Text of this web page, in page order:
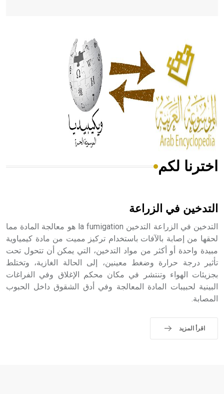
الحكم، الأدلة، تنظيم التغذية، ورسالته في جروح الرأس. ويعود
له الفضل بأنه حرر الطب من الدين والفلسفة.
- هل تعلم أن المرجان إفراز حيواني يتكون في البحر ويتركب
من مادة كربونات الكلسيوم، وهو أحمر أو شديد الحمرة وهو
أجود أنواعه، ويمتاز بكبر الحجم ويسمى الش
هل تعلم أن الأبسيد كلمة فرنسية اللفظ تم اعتمادها مصطلحاً
- هل تعلم أن أبجر Abgar اسم معروف جيداً يعود إلى عدد من
الملوك الذين حكموا مدينة إديسا (الرها) من أبجر الأول وحتى
التاسع، وهم ينتسبون إلى أسرة أوسروين
اخترنا لكم
التدخين في الزراعة
التدخين في الزراعة التدخين la fumigation هو معالجة المادة مما
لحقها من إصابة بالآفات باستخدام تركيز مميت من مادة كيمياوية
مبيدة واحدة أو أكثر من مواد التدخين، التي يمكن أن تتحول تحت
تأثير درجة حرارة وضغط معينين، إلى الحالة الغازية، وتختلط
بجزيئات الهواء وتنتشر في مكان محكم الإغلاق وفي الفراغات
البينية لحبيبات المادة المعالجة وفي أدق الشقوق داخل الحبوب
المصابة.
اقرأ المزيد